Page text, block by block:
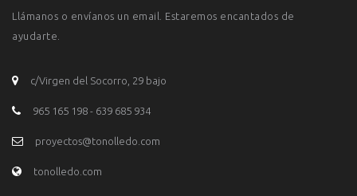
Llámanos o envíanos un email. Estaremos encantados de
ayudarte.
c/Virgen del Socorro, 29 bajo
965 165 198 - 639 685 934
proyectos@tonolledo.com
tonolledo.com